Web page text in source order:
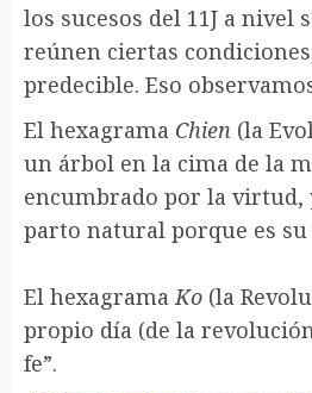
los sucesos del 11J a nivel
reúnen ciertas
predecible. Eso
El hexagrama Chien (la
un árbol en la cima de la
encumbrado por la virtud,
parto natural porque es
El hexagramaKo (la
propio día (de la
fe”.